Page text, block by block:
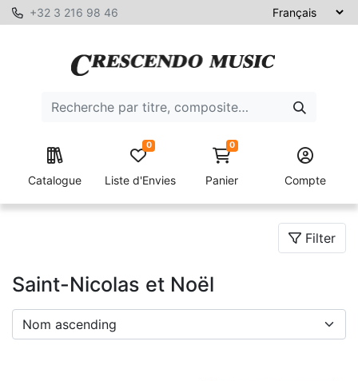
+32 3 216 98 46
Catalogue Liste d'Envies
0 0
Panier Compte
Filter
Saint-Nicolas et Noël